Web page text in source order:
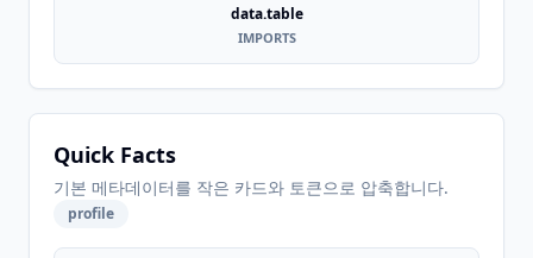
data.table
IMPORTS
Quick Facts
기본 메타데이터를 작은 카드와 토큰으로 압축합니다.
profile